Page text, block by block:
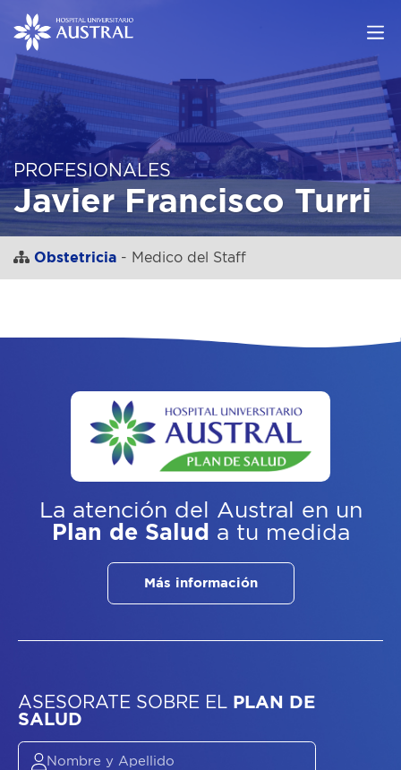
PROFESIONALES
Javier Francisco Turri
Obstetricia - Medico del Staff
La atención del Austral
en un
Plan de Salud a tu medida
Más información